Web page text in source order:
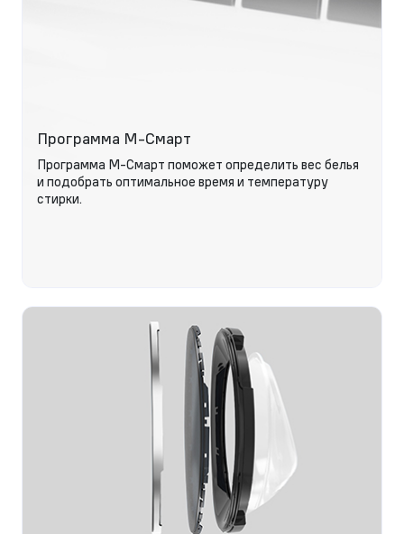
Программа М-Смарт
Программа М-Смарт поможет определить вес белья
и подобрать оптимальное время и температуру
стирки.